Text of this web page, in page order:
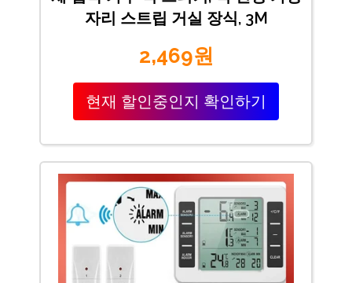
자리 스트립 거실 장식, 3M
2,469원
현재 할인중인지 확인하기